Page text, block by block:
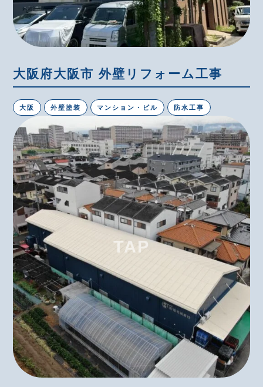
大阪府大阪市 外壁リフォーム工事
大阪 外壁塗装 マンション・ビル 防水工事